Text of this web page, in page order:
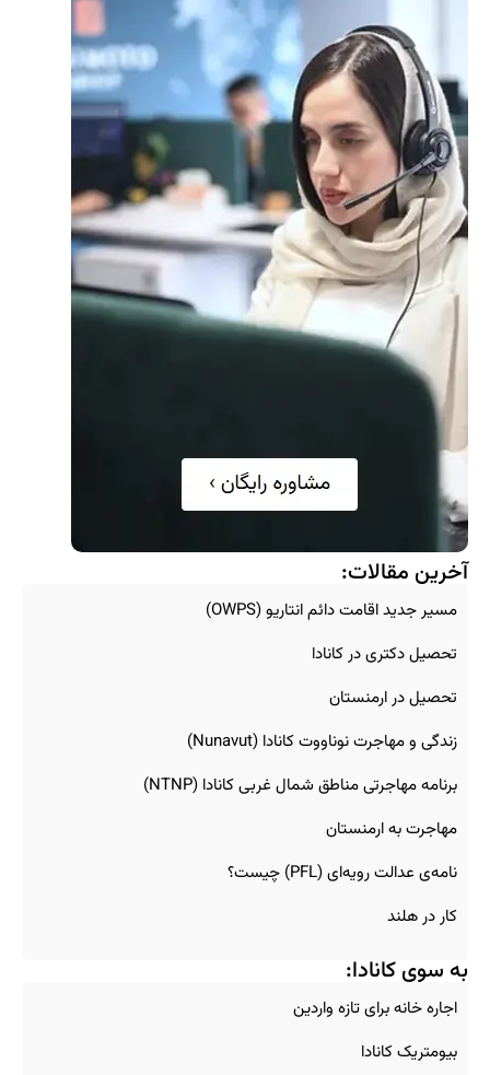
آخرین مقالات:
مسیر جدید اقامت دائم انتاریو (OWPS)
تحصیل دکتری در کانادا
تحصیل در ارمنستان
زندگی و مهاجرت نوناووت کانادا (Nunavut)
برنامه مهاجرتی مناطق شمال غربی کانادا (NTNP)
مهاجرت به ارمنستان
نامه‌ی عدالت رویه‌ای (PFL) چیست؟
کار در هلند
به سوی کانادا:
اجاره خانه برای تازه‌ واردین
بیومتریک کانادا